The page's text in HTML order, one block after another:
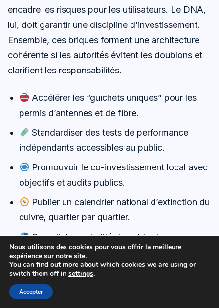
encadre les risques pour les utilisateurs. Le DNA,
lui, doit garantir une discipline d’investissement.
Ensemble, ces briques forment une architecture
cohérente si les autorités évitent les doublons et
clarifient les responsabilités.
Accélérer les “guichets uniques” pour les
permis d’antennes et de fibre.
Standardiser des tests de performance
indépendants accessibles au public.
Promouvoir le co-investissement local avec
objectifs et audits publics.
Publier un calendrier national d’extinction du
cuivre, quartier par quartier.
Garantir la neutralité du net tout en
autorisant des classes de service agnostiques.
Scénarios 2026–2030: ce que verront les
utilisateurs
Nous utilisons des cookies pour vous offrir la meilleure
expérience sur notre site.
You can find out more about which cookies we are using or
switch them off in settings.
Accepter